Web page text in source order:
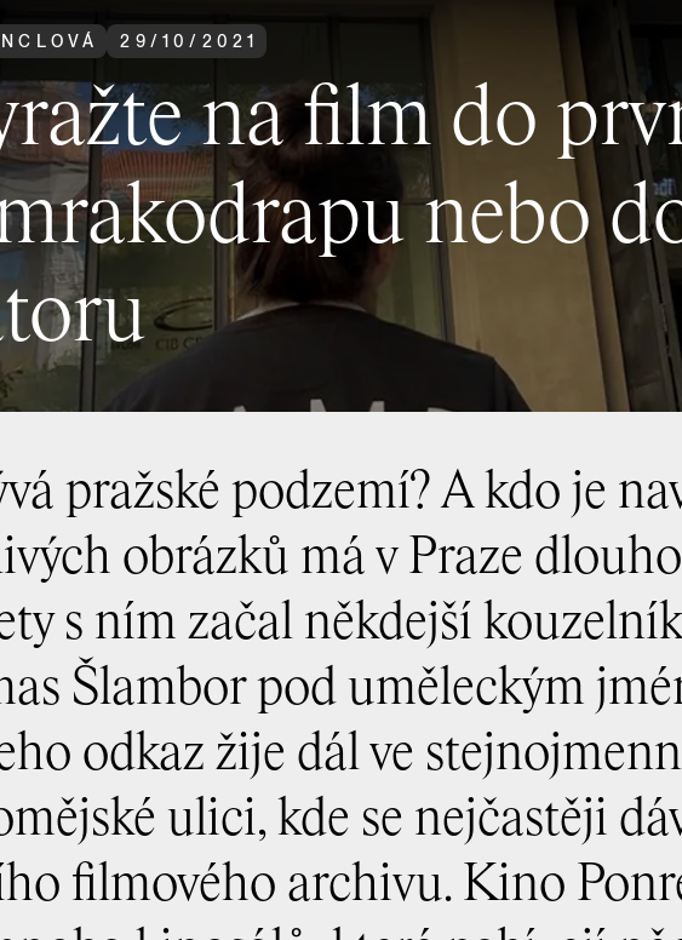
29 /10/ 2021
na film do
nebo
pražské podzemí? A kdo je
obrázků má v Praze
s ním začal někdejší kouzelník
Šlambor pod uměleckým
odkaz žije dál ve
ulici, kde se nejčastěji
filmového archivu. Kino